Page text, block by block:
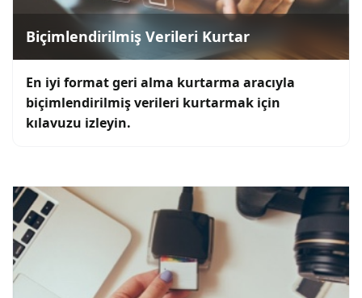
Biçimlendirilmiş Verileri Kurtar
En iyi format geri alma kurtarma aracıyla
biçimlendirilmiş verileri kurtarmak için
kılavuzu izleyin.